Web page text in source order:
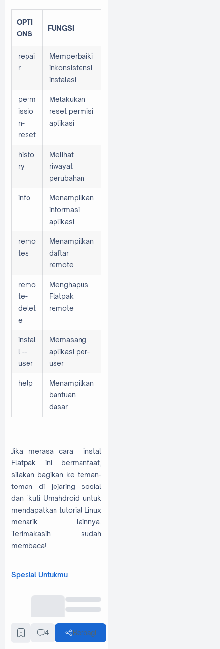
OPTI
ONS
FUNGSI
repai
r
Memperbaiki
inkonsistensi
instalasi
perm
issio
n-
reset
Melakukan
reset permisi
aplikasi
histo
ry
Melihat
riwayat
perubahan
info
Menampilkan
informasi
aplikasi
remo
tes
Menampilkan
daftar
remote
remo
te-
delet
e
Menghapus
Flatpak
remote
instal
l --
user
Memasang
aplikasi per-
user
help
Menampilkan
bantuan
dasar
Jika merasa cara instal
Flatpak ini bermanfaat,
silakan bagikan ke teman-
teman di jejaring sosial
dan ikuti Umahdroid untuk
mendapatkan tutorial Linux
menarik lainnya.
Terimakasih sudah
membaca!.
Spesial Untukmu
4 Berbagi